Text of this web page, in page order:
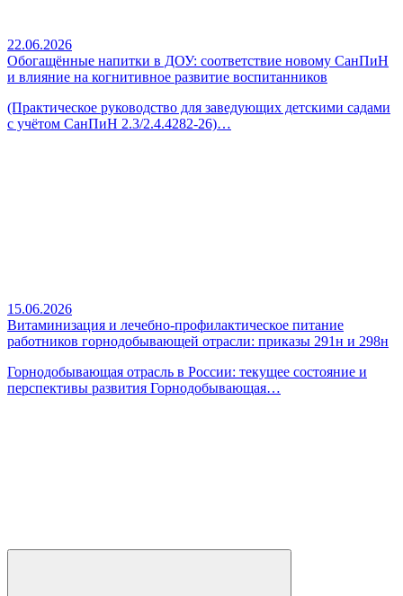
22.06.2026
Обогащённые напитки в ДОУ: соответствие новому СанПиН
и влияние на когнитивное развитие воспитанников
(Практическое руководство для заведующих детскими садами
с учётом СанПиН 2.3/2.4.4282-26)…
15.06.2026
Витаминизация и лечебно-профилактическое питание
работников горнодобывающей отрасли: приказы 291н и 298н
Горнодобывающая отрасль в России: текущее состояние и
перспективы развития Горнодобывающая…